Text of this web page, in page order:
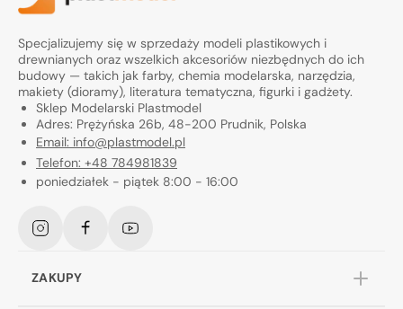
Specjalizujemy się w sprzedaży modeli plastikowych i
drewnianych oraz wszelkich akcesoriów niezbędnych do ich
budowy — takich jak farby, chemia modelarska, narzędzia,
makiety (dioramy), literatura tematyczna, figurki i gadżety.
Sklep Modelarski Plastmodel
Adres: Prężyńska 26b, 48-200 Prudnik, Polska
Email: info@plastmodel.pl
Telefon: +48 784981839
poniedziałek - piątek 8:00 - 16:00
InstagramFacebookYouTube
ZAKUPY